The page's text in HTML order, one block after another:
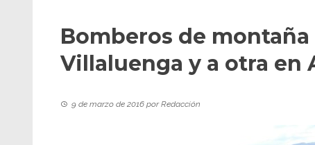
Bomberos de
Villaluenga y a otra en
9 de marzo de 2016 porRedacción